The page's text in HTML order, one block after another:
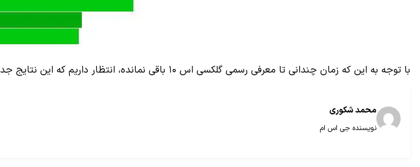
با توجه به این که زمان چندانی تا معرفی رسمی گلکسی اس ۱۰ باقی نمانده، انتظار داریم که این نتایج جدید همان چیزی باشد که در نسخه نهایی دستگاه به بازار می‌آید.
محمد شکوری
نویسنده جی اس ام